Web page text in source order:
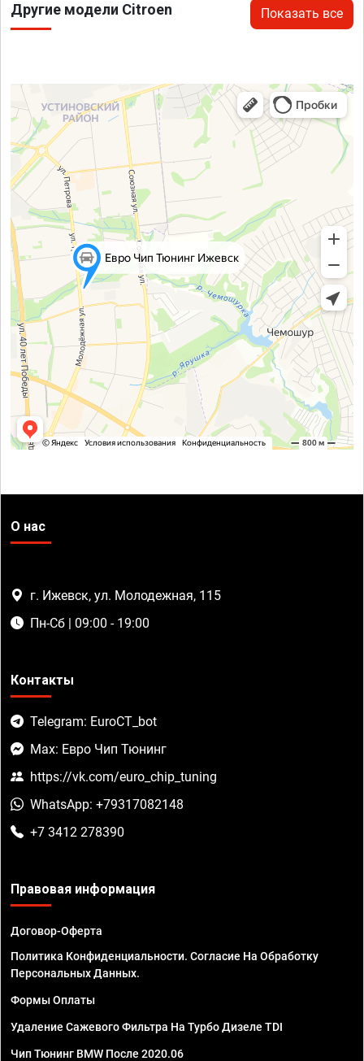
Другие модели Citroen Показать все
О нас
г. Ижевск, ул. Молодежная, 115
Пн-Сб | 09:00 - 19:00
Контакты
Telegram: EuroCT_bot
Max: Евро Чип Тюнинг
https://vk.com/euro_chip_tuning
WhatsApp: +79317082148
+7 3412 278390
Правовая информация
Договор-Оферта
Политика Конфиденциальности. Согласие На Обработку
Персональных Данных.
Формы Оплаты
Удаление Сажевого Фильтра На Турбо Дизеле TDI
Чип Тюнинг BMW После 2020.06